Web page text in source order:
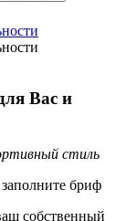
Вас и
стиль
бриф
собственный